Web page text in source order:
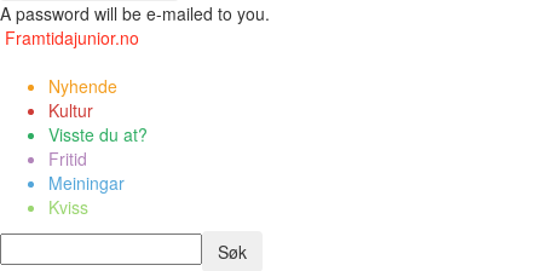
A password will be e-mailed to you.
Framtidajunior.no
Nyhende
Kultur
Visste du at?
Fritid
Meiningar
Kviss